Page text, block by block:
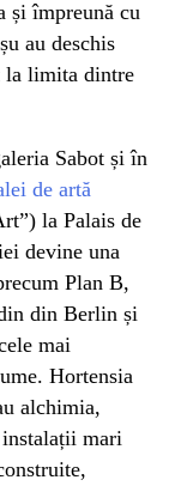
și împreună cu
au deschis
la limita dintre
Sabot și în
de artă
la Palais de
devine una
Plan B,
din Berlin și
mai
Hortensia
alchimia,
mari